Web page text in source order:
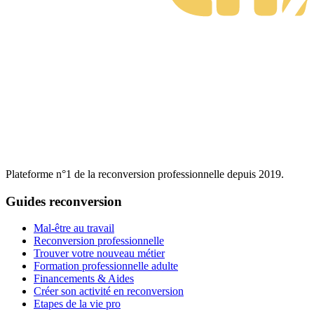
Plateforme n°1 de la reconversion professionnelle depuis 2019.
Guides reconversion
Mal-être au travail
Reconversion professionnelle
Trouver votre nouveau métier
Formation professionnelle adulte
Financements & Aides
Créer son activité en reconversion
Etapes de la vie pro